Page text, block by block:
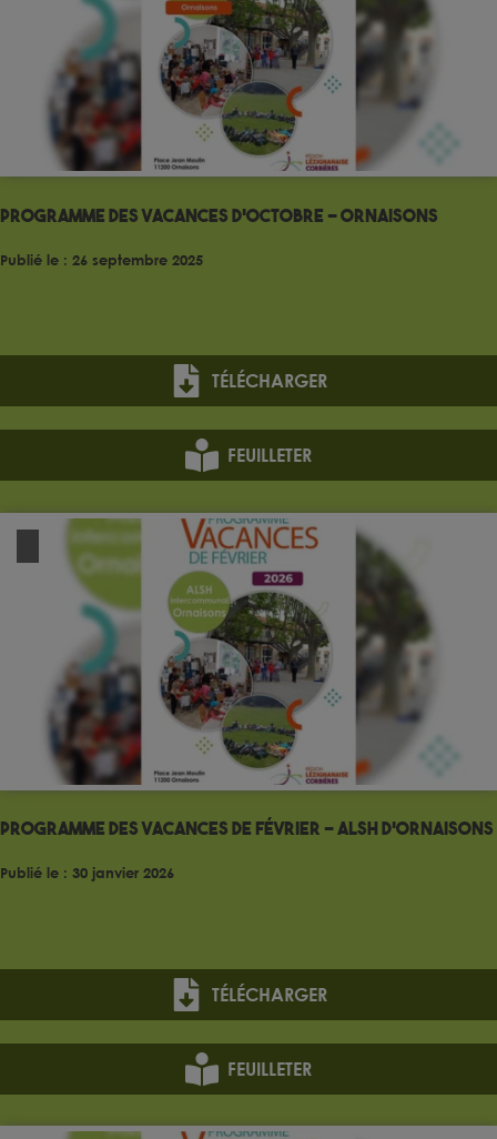
Programme des vacances d’Octobre – Ornaisons
Publié le : 26 septembre 2025
TÉLÉCHARGER
FEUILLETER
Programme des vacances de Février – ALSH d’Ornaisons
Publié le : 30 janvier 2026
TÉLÉCHARGER
FEUILLETER